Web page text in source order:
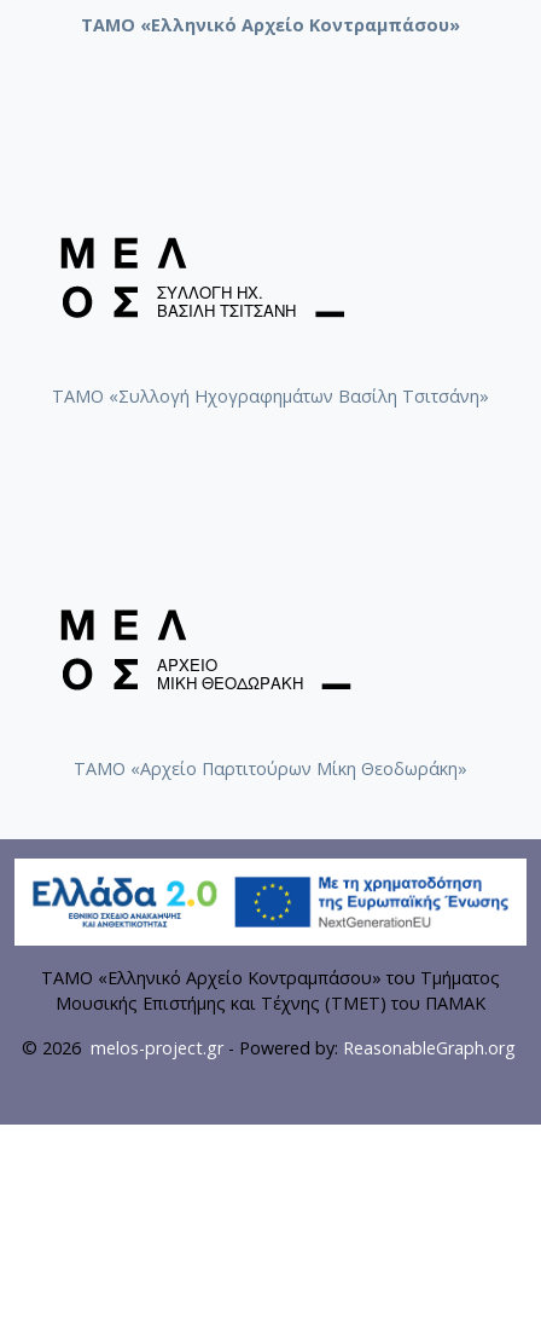
ΤΑΜΟ «Ελληνικό Αρχείο Κοντραμπάσου»
ΤΑΜΟ «Συλλογή Ηχογραφημάτων Βασίλη Τσιτσάνη»
ΤΑΜΟ «Αρχείο Παρτιτούρων Μίκη Θεοδωράκη»
ΤΑΜΟ «Ελληνικό Αρχείο Κοντραμπάσου» του Τμήματος
Μουσικής Επιστήμης και Τέχνης (ΤΜΕΤ) του ΠΑΜΑΚ
© 2026 melos-project.gr- Powered by: ReasonableGraph.org